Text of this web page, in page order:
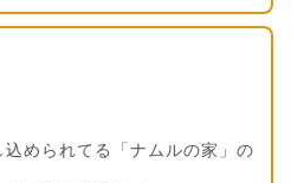
められてる「ナムルの家」の